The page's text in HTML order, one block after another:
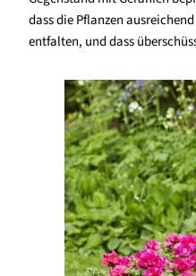
dass die Pflanzen
entfalten, und dass